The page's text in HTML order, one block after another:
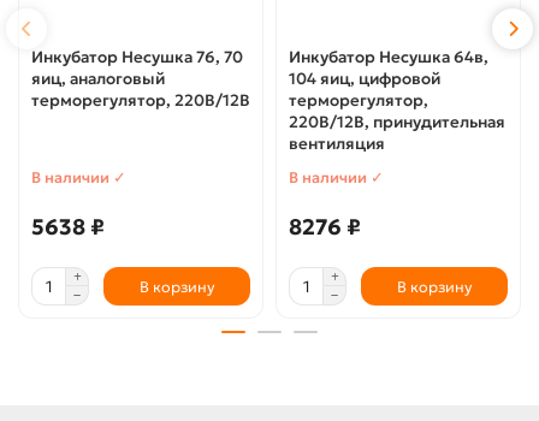
Инкубатор Несушка 76, 70
яиц, аналоговый
терморегулятор, 220В/12В
В наличии ✓
5638 ₽
В корзину
Инкубатор Несушка 64в,
104 яиц, цифровой
терморегулятор,
220В/12В, принудительная
вентиляция
В наличии ✓
8276 ₽
В корзину